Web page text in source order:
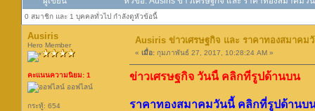
0 สมาชิก และ 1 บุคคลทั่วไป กำลังดูหัวข้อนี้
Ausiris
Hero Member
คะแนนความนิยม: 1
ออฟไลน์
กระทู้: 654
Ausiris ข่าวเศรษฐกิจ และ ราคาทองสมาค
« เมื่อ: กุมภาพันธ์ 27, 2017, 10:28:24 AM »
ข่าวเศรษฐกิจ วันนี้ คลิกที่รูปด้านบน
ราคาทองสมาคมวันนี้ คลิกที่รูปด้านบ